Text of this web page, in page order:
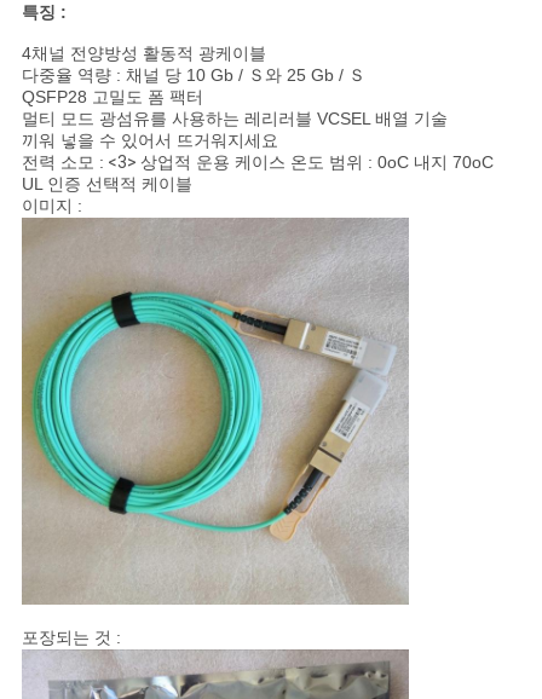
인
용
문
을
요
하
세
요
맵
특징 :
4채널 전양방성 활동적 광케이블
다중율 역량 : 채널 당 10 Gb / Ｓ와 25 Gb / Ｓ
QSFP28 고밀도 폼 팩터
멀티 모드 광섬유를 사용하는 레리러블 VCSEL 배열 기술
끼워 넣을 수 있어서 뜨거워지세요
전력 소모 : <3> 상업적 운용 케이스 온도 범위 : 0oC 내지 70oC
UL 인증 선택적 케이블
이미지 :
포장되는 것 :